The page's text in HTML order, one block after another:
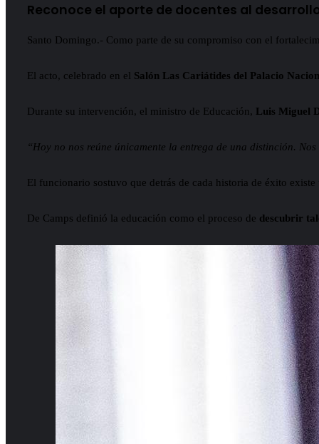
Reconoce el aporte de docentes al
Santo Domingo.- Como parte de su compromiso con el
El acto, celebrado en el Salón Las Cariátides del Palacio
Durante su intervención, el ministro de Educación, Luis Miguel
“Hoy no nos reúne únicamente la entrega de una distinción.
El funcionario sostuvo que detrás de cada historia de éxito
De Camps definió la educación como el proceso de descubrir